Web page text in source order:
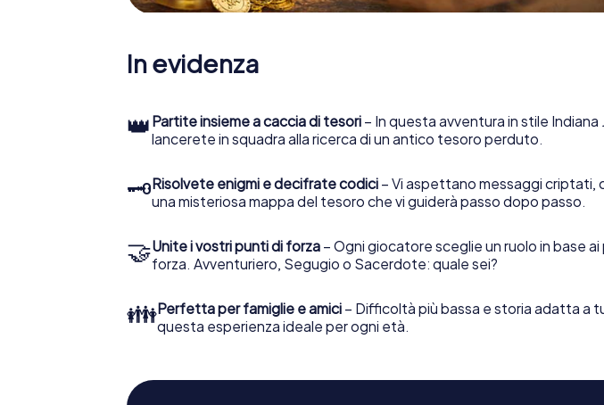
In evidenza
👑 Partite insieme a caccia di tesori – In questa avventura in stile Indiana
lancerete in squadra alla ricerca di un antico tesoro perduto.
🗝Risolvete enigmi e decifrate codici – Vi aspettano messaggi criptati,
una misteriosa mappa del tesoro che vi guiderà passo dopo passo.
🤝Unite i vostri punti di forza – Ogni giocatore sceglie un ruolo in base
forza. Avventuriero, Segugio o Sacerdote: quale sei?
👪Perfetta per famiglie e amici – Difficoltà più bassa e storia adatta a
questa esperienza ideale per ogni età.